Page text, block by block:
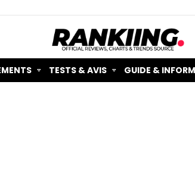
TESTS & AVIS GUIDE &